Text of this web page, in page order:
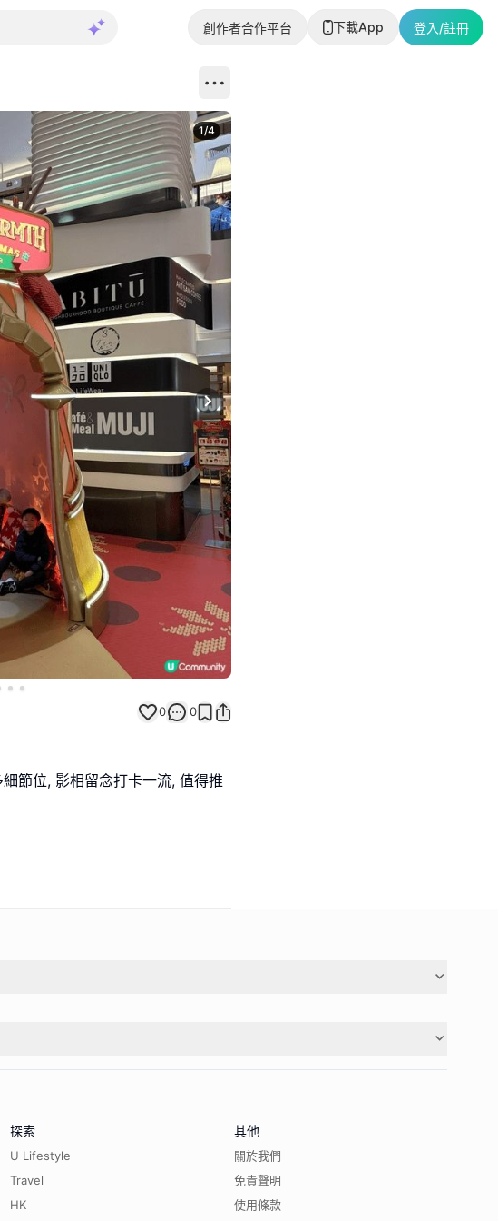
創作者合作平台 下載App 登入/註冊
Next slide
1/4
0 0
節位, 影相留念打卡一流, 值得推
探索
U Lifestyle
Travel
HK
其他
關於我們
免責聲明
使用條款